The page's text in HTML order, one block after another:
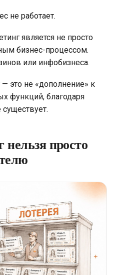
не работает.
является не просто
бизнес-процессом.
или инфобизнеса.
это не «дополнение» к
функций, благодаря
просто